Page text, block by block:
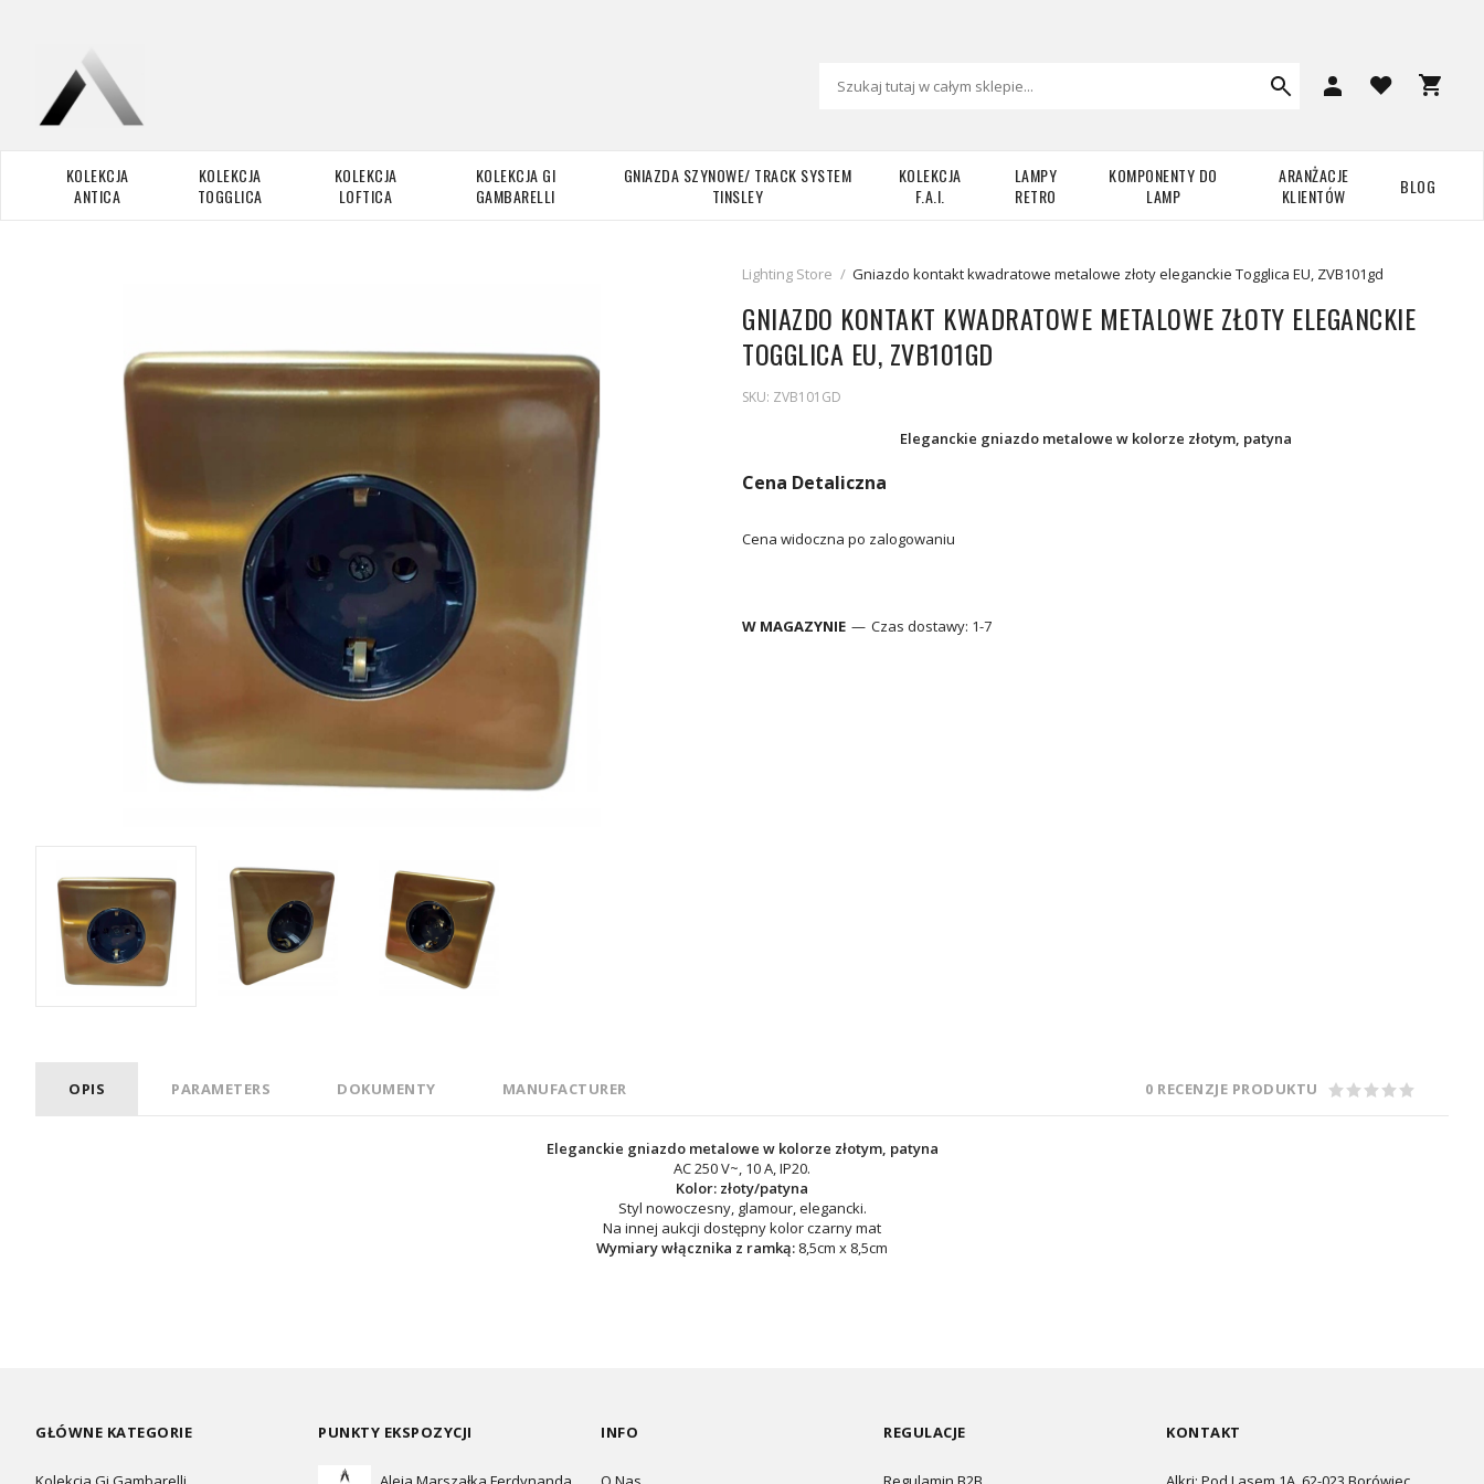
KOLEKCJA
ANTICA
KOLEKCJA
TOGGLICA
KOLEKCJA
LOFTICA
KOLEKCJA GI
GAMBARELLI
GNIAZDA SZYNOWE/ TRACK SYSTEM
TINSLEY
KOLEKCJA
F.A.I.
LAMPY
RETRO
KOMPONENTY DO
LAMP
ARANŻACJE
KLIENTÓW
BLOG
Lighting Store / Gniazdo kontakt kwadratowe metalowe złoty eleganckie Togglica EU, ZVB101gd
GNIAZDO KONTAKT KWADRATOWE METALOWE ZŁOTY ELEGANCKIE
TOGGLICA EU, ZVB101GD
SKU: ZVB101GD
Eleganckie gniazdo metalowe w kolorze złotym, patyna
Cena Detaliczna
Cena widoczna po zalogowaniu
W MAGAZYNIE Czas dostawy: 1-7
OPIS PARAMETERS DOKUMENTY MANUFACTURER 0 RECENZJE PRODUKTU
Eleganckie gniazdo metalowe w kolorze złotym, patyna
AC 250 V~, 10 A, IP20.
Kolor: złoty/patyna
Styl nowoczesny, glamour, elegancki.
Na innej aukcji dostępny kolor czarny mat
Wymiary włącznika z ramką: 8,5cm x 8,5cm
GŁÓWNE KATEGORIE PUNKTY EKSPOZYCJI INFO REGULACJE KONTAKT